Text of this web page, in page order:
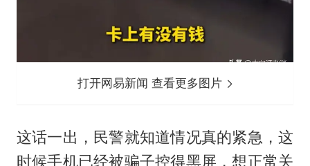
打开网易新闻 查看更多图片
这话一出，民警就知道情况真的紧急，这
时候手机已经被骗子控得黑屏，想正常关